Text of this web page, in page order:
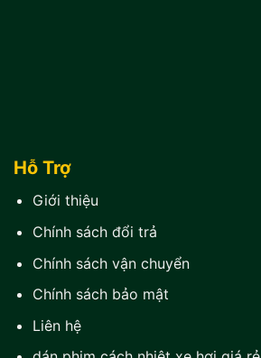
Hỗ Trợ
Giới thiệu
Chính sách đổi trả
Chính sách vận chuyển
Chính sách bảo mật
Liên hệ